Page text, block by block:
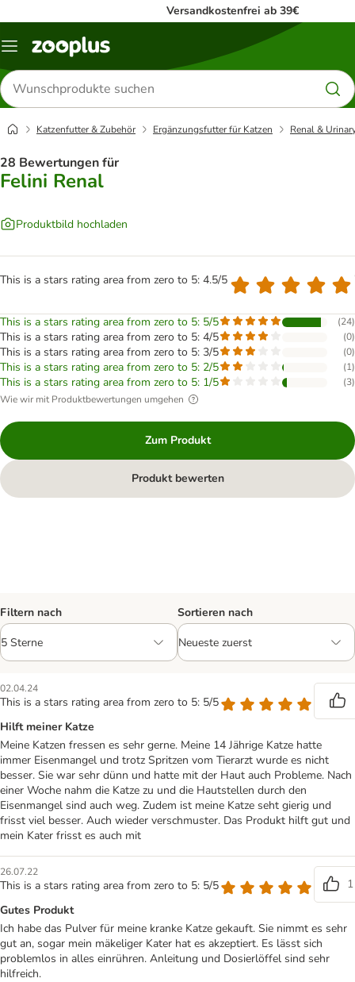
Versandkostenfrei ab 39€
Menü
Produkte
suchen
Katzenfutter & Zubehör Ergänzungsfutter für Katzen Renal &
28 Bewertungen für
Felini Renal
Produktbild hochladen
This is a stars rating area from zero to 5: 4.5/5
This is a stars rating area from zero to 5: 5/5 (24)
This is a stars rating area from zero to 5: 4/5 (0)
This is a stars rating area from zero to 5: 3/5 (0)
This is a stars rating area from zero to 5: 2/5 (1)
This is a stars rating area from zero to 5: 1/5 (3)
Wie wir mit Produktbewertungen umgehen
Zum Produkt
Produkt bewerten
Filtern nach Sortieren nach
02.04.24
This is a stars rating area from zero to 5: 5/5
Hilft meiner Katze
Meine Katzen fressen es sehr gerne. Meine 14 Jährige Katze hatte
immer Eisenmangel und trotz Spritzen vom Tierarzt wurde es nicht
besser. Sie war sehr dünn und hatte mit der Haut auch Probleme. Nach
einer Woche nahm die Katze zu und die Hautstellen durch den
Eisenmangel sind auch weg. Zudem ist meine Katze seht gierig und
frisst viel besser. Auch wieder verschmuster. Das Produkt hilft gut und
mein Kater frisst es auch mit
26.07.22
This is a stars rating area from zero to 5: 5/5
1
Gutes Produkt
Ich habe das Pulver für meine kranke Katze gekauft. Sie nimmt es sehr
gut an, sogar mein mäkeliger Kater hat es akzeptiert. Es lässt sich
problemlos in alles einrühren. Anleitung und Dosierlöffel sind sehr
hilfreich.